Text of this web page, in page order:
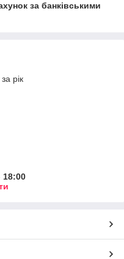
за банківськими
рік
18:00